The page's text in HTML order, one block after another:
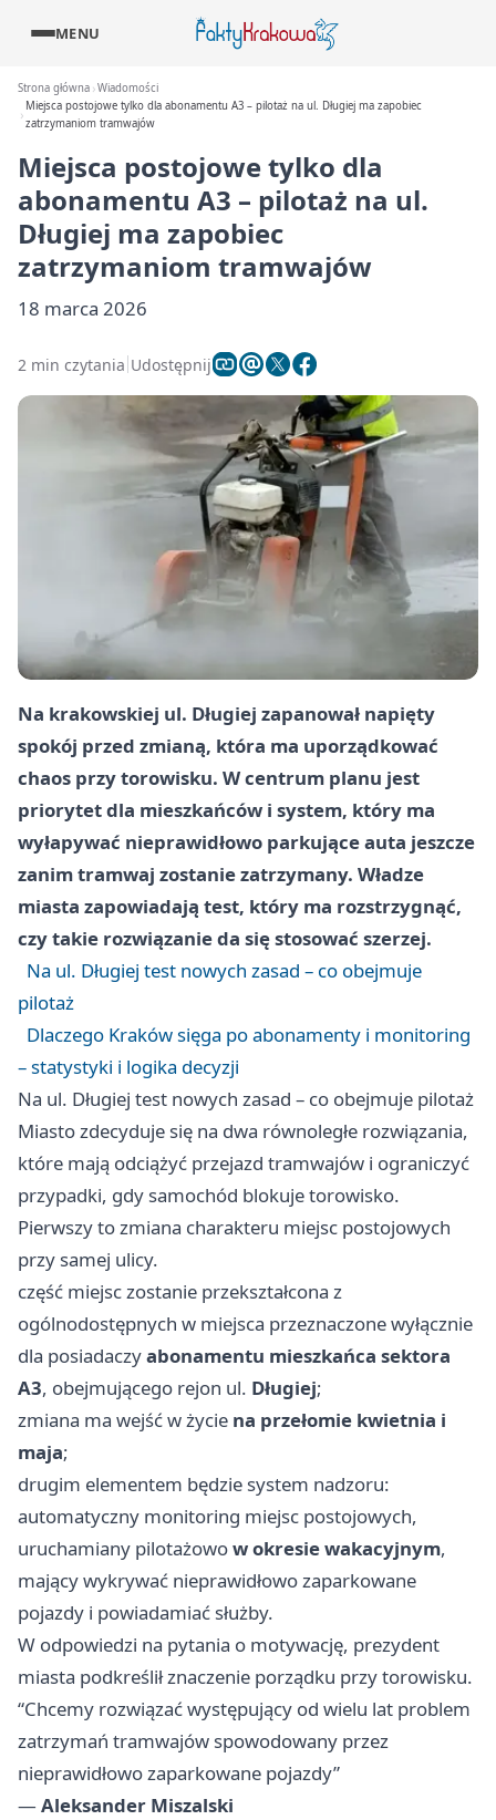
MENU
Strona główna Wiadomości
Miejsca postojowe tylko dla abonamentu A3 – pilotaż na ul. Długiej ma zapobiec
zatrzymaniom tramwajów
Miejsca postojowe tylko dla
abonamentu A3 – pilotaż na ul.
Długiej ma zapobiec
zatrzymaniom tramwajów
18 marca 2026
2 min czytania Udostępnij
Na krakowskiej ul. Długiej zapanował napięty
spokój przed zmianą, która ma uporządkować
chaos przy torowisku. W centrum planu jest
priorytet dla mieszkańców i system, który ma
wyłapywać nieprawidłowo parkujące auta jeszcze
zanim tramwaj zostanie zatrzymany. Władze
miasta zapowiadają test, który ma rozstrzygnąć,
czy takie rozwiązanie da się stosować szerzej.
Na ul. Długiej test nowych zasad – co obejmuje
pilotaż
Dlaczego Kraków sięga po abonamenty i monitoring
– statystyki i logika decyzji
Na ul. Długiej test nowych zasad – co obejmuje pilotaż
Miasto zdecyduje się na dwa równoległe rozwiązania,
które mają odciążyć przejazd tramwajów i ograniczyć
przypadki, gdy samochód blokuje torowisko.
Pierwszy to zmiana charakteru miejsc postojowych
przy samej ulicy.
część miejsc zostanie przekształcona z
ogólnodostępnych w miejsca przeznaczone wyłącznie
dla posiadaczyabonamentu mieszkańca sektora
A3, obejmującego rejon ul. Długiej;
zmiana ma wejść w życie na przełomie kwietnia i
maja;
drugim elementem będzie system nadzoru:
automatyczny monitoring miejsc postojowych,
uruchamiany pilotażowow okresie wakacyjnym,
mający wykrywać nieprawidłowo zaparkowane
pojazdy i powiadamiać służby.
W odpowiedzi na pytania o motywację, prezydent
miasta podkreślił znaczenie porządku przy torowisku.
“Chcemy rozwiązać występujący od wielu lat problem
zatrzymań tramwajów spowodowany przez
nieprawidłowo zaparkowane pojazdy”
— Aleksander Miszalski